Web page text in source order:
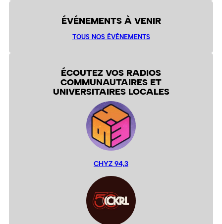
ÉVÉNEMENTS À VENIR
TOUS NOS ÉVÉNEMENTS
ÉCOUTEZ VOS RADIOS
COMMUNAUTAIRES ET
UNIVERSITAIRES LOCALES
CHYZ 94,3